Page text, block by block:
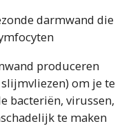
darmwand die
produceren
om je te
bacteriën, virussen,
te maken